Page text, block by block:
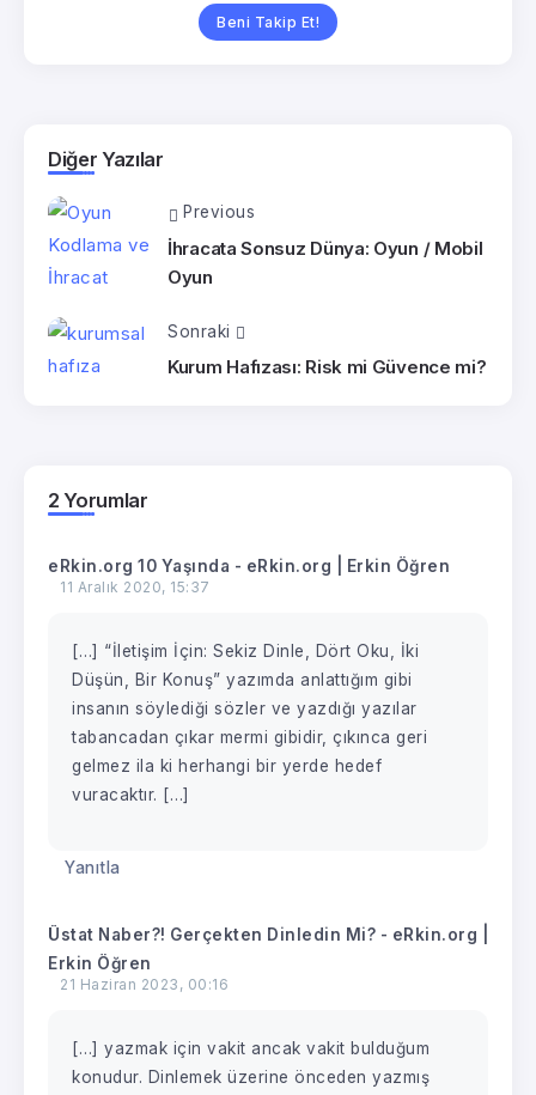
Beni Takip Et!
Diğer Yazılar
Previous
İhracata Sonsuz Dünya: Oyun / Mobil
Oyun
Sonraki
Kurum Hafızası: Risk mi Güvence mi?
2 Yorumlar
eRkin.org 10 Yaşında - eRkin.org | Erkin Öğren
11 Aralık 2020, 15:37
[…] “İletişim İçin: Sekiz Dinle, Dört Oku, İki
Düşün, Bir Konuş” yazımda anlattığım gibi
insanın söylediği sözler ve yazdığı yazılar
tabancadan çıkar mermi gibidir, çıkınca geri
gelmez ila ki herhangi bir yerde hedef
vuracaktır. […]
Yanıtla
Üstat Naber?! Gerçekten Dinledin Mi? - eRkin.org |
Erkin Öğren
21 Haziran 2023, 00:16
[…] yazmak için vakit ancak vakit bulduğum
konudur. Dinlemek üzerine önceden yazmış